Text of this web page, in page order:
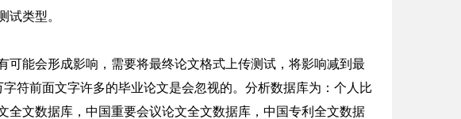
试类型。
可能会形成影响，需要将最终论文格式上传测试，将影响减到最
符前面文字许多的毕业论文是会忽视的。分析数据库为：个人比
全文数据库，中国重要会议论文全文数据库，中国专利全文数据